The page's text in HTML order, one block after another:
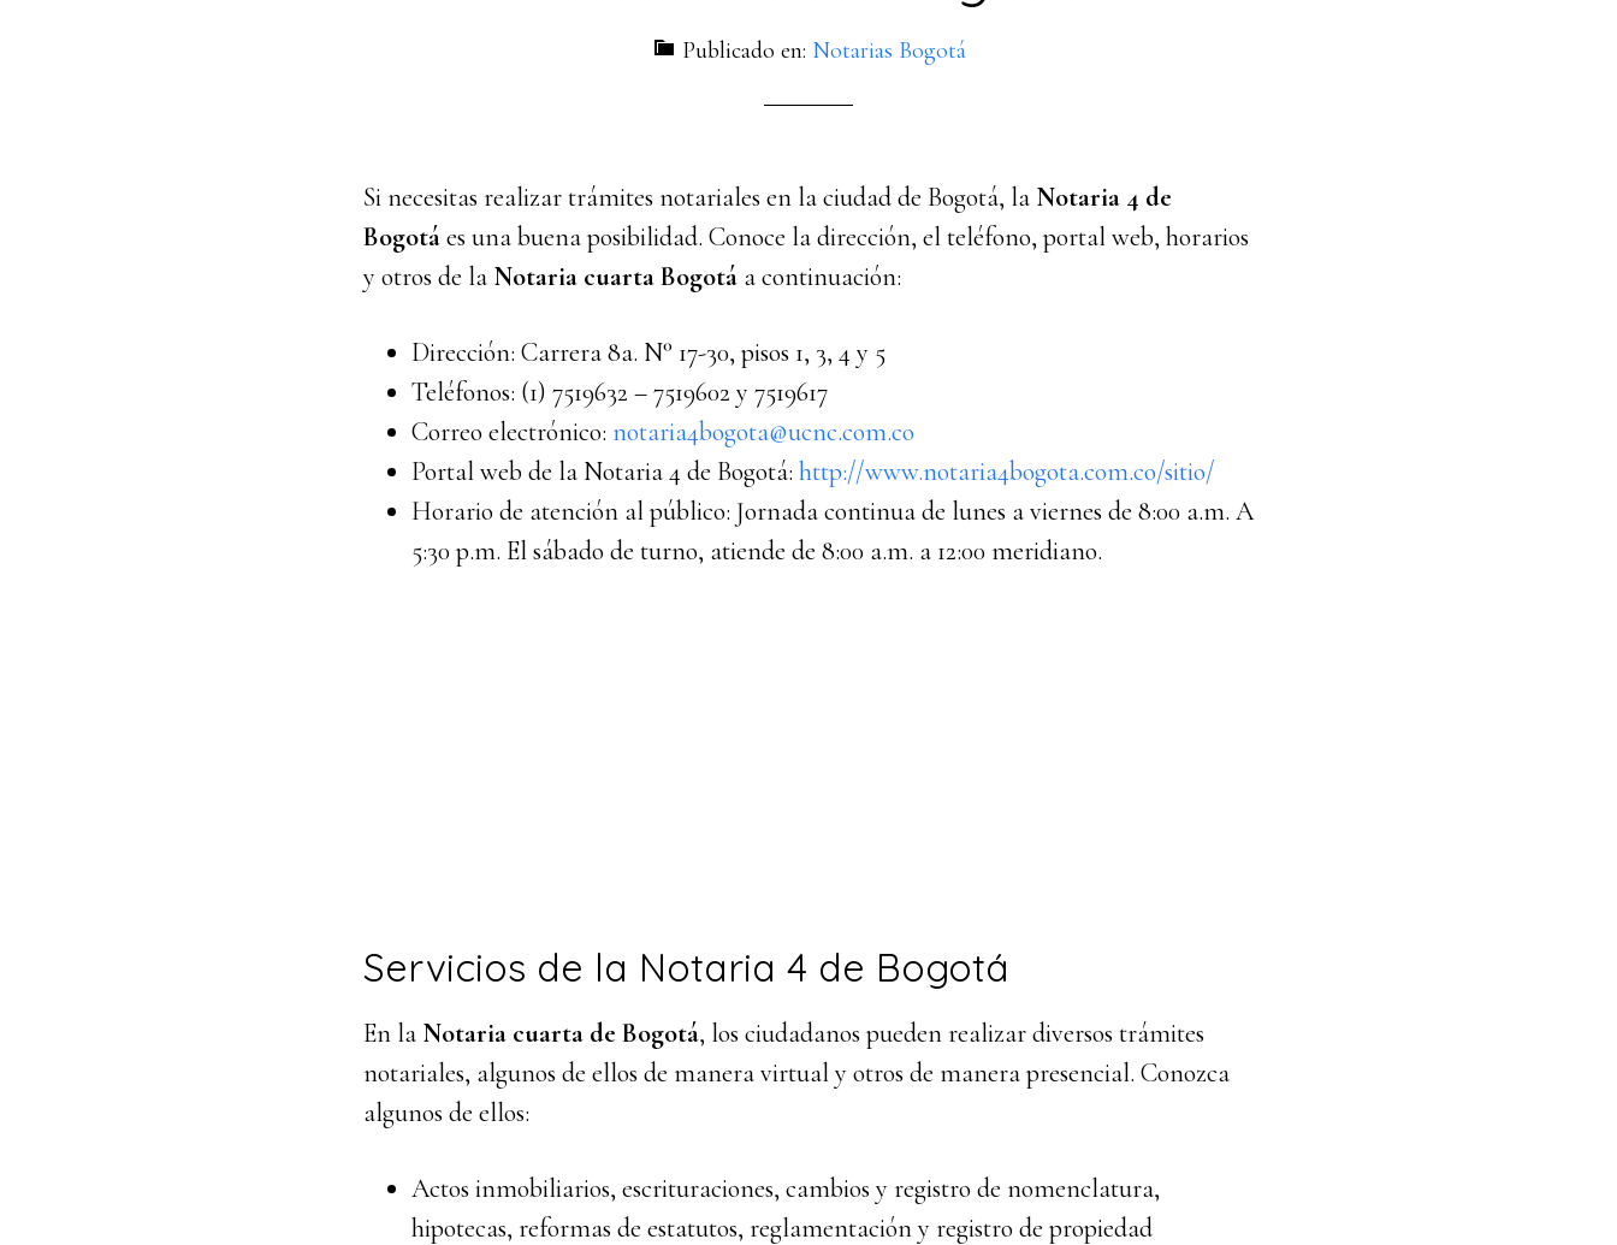
Publicado en: Notarias Bogotá
Si necesitas realizar trámites notariales en la ciudad de Bogotá, la Notaria 4 de
Bogotáes una buena posibilidad. Conoce la dirección, el teléfono, portal web, horarios
y otros de la Notaria cuarta Bogotá a continuación:
Dirección: Carrera 8a. N° 17-30, pisos 1, 3, 4 y 5
Teléfonos: (1) 7519632 – 7519602 y 7519617
Correo electrónico: notaria4bogota@ucnc.com.co
Portal web de la Notaria 4 de Bogotá: http://www.notaria4bogota.com.co/sitio/
Horario de atención al público: Jornada continua de lunes a viernes de 8:00 a.m. A
5:30 p.m. El sábado de turno, atiende de 8:00 a.m. a 12:00 meridiano.
Servicios de la Notaria 4 de Bogotá
En la Notaria cuarta de Bogotá, los ciudadanos pueden realizar diversos trámites
notariales, algunos de ellos de manera virtual y otros de manera presencial. Conozca
algunos de ellos:
Actos inmobiliarios, escrituraciones, cambios y registro de nomenclatura,
hipotecas, reformas de estatutos, reglamentación y registro de propiedad